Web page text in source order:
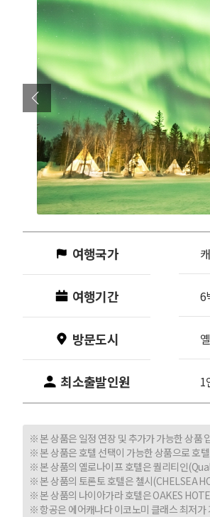
여행국가
여행기간 6
방문도시
최소출발인원 1
※ 본 상품은 일정 연장 및 추가가 가능한 상품
※ 본 상품은 호텔 선택이 가능한 상품으로 호
※ 본 상품의 옐로나이프 호텔은 퀄리티인
※ 본 상품의 토론토 호텔은 첼시(CHELSEA
※ 본 상품의 나이아가라 호텔은 OAKES
※ 항공은 에어캐나다 이코노미 클래스 최저가